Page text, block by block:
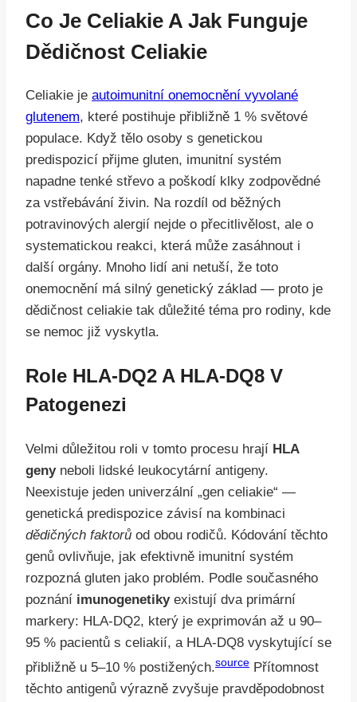
Co Je Celiakie A Jak Funguje
Dědičnost Celiakie
Celiakie je autoimunitní onemocnění vyvolané
glutenem, které postihuje přibližně 1 % světové
populace. Když tělo osoby s genetickou
predispozicí přijme gluten, imunitní systém
napadne tenké střevo a poškodí klky zodpovědné
za vstřebávání živin. Na rozdíl od běžných
potravinových alergií nejde o přecitlivělost, ale o
systematickou reakci, která může zasáhnout i
další orgány. Mnoho lidí ani netuší, že toto
onemocnění má silný genetický základ — proto je
dědičnost celiakie tak důležité téma pro rodiny, kde
se nemoc již vyskytla.
Role HLA-DQ2 A HLA-DQ8 V
Patogenezi
Velmi důležitou roli v tomto procesu hrají HLA
genyneboli lidské leukocytární antigeny.
Neexistuje jeden univerzální „gen celiakie“ —
genetická predispozice závisí na kombinaci
dědičných faktorů od obou rodičů. Kódování těchto
genů ovlivňuje, jak efektivně imunitní systém
rozpozná gluten jako problém. Podle současného
poznání imunogenetikyexistují dva primární
markery: HLA-DQ2, který je exprimován až u 90–
95 % pacientů s celiakií, a HLA-DQ8 vyskytující se
přibližně u 5–10 % postižených.source Přítomnost
těchto antigenů výrazně zvyšuje pravděpodobnost